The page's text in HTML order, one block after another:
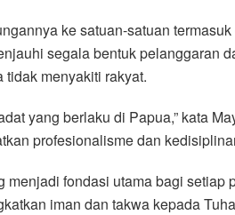
ke satuan-satuan
segala bentuk pelanggaran
menyakiti rakyat.
yang berlaku di Papua,” kata
profesionalisme dan
menjadi fondasi utama bagi setiap
iman dan takwa kepada